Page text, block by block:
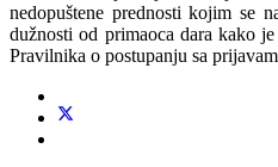
nedopuštene prednosti kojim se
dužnosti od primaoca dara kako
Pravilnika o postupanju sa